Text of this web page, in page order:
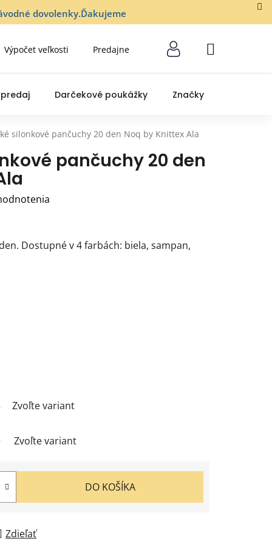
dovolenky.Ďakujeme
Výpočet veľkosti Predajne
NÁKUPNÝ
Darčekové poukážky Značky
silonkové pančuchy 20 den Noq by Knittex Ala
pančuchy 20 den
Dostupné v 4 farbách: biela, sampan,
Zvoľte variant
Zvoľte variant
DO KOŠÍKA
Zdieľať